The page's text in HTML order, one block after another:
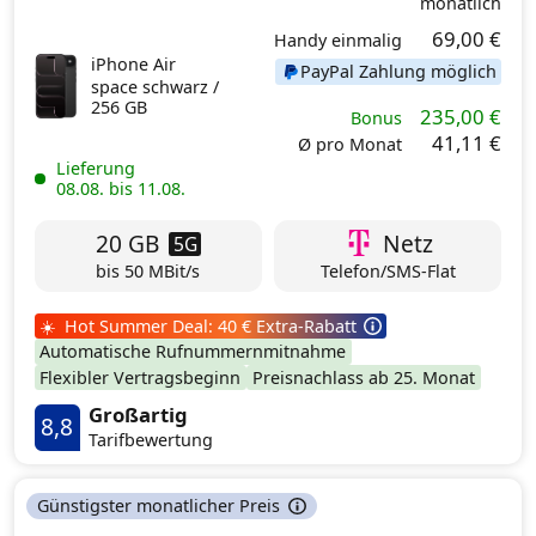
Handy einmalig
69,00 €
PayPal Zahlung möglich
Bonus 235,00 €
Ø pro Monat 41,11 €
iPhone Air
space schwarz /
256 GB
Lieferung
08.08. bis 11.08.
20 GB 5G
bis 50 MBit/s
Netz
Telefon/SMS-Flat
☀️ Hot Summer Deal: 40 € Extra-Rabatt
Automatische Rufnummernmitnahme
Flexibler Vertragsbeginn
Preisnachlass ab 25. Monat
8,8 Großartig
Tarifbewertung
Günstigster monatlicher Preis